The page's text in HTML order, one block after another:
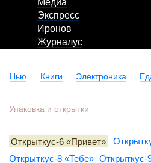
Медиа
Экспресс
Иронов
Журналус
Нью Книги Электроника
Упаковка и открытки
Открыткус-6 «Привет»
Открыткус-8 «Тебе» Открыткус-